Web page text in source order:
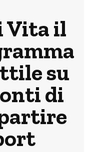
Vita il
su
di